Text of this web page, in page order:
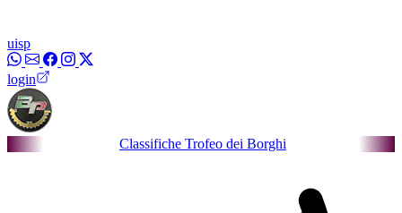
uisp
login
Classifiche Trofeo dei Borghi